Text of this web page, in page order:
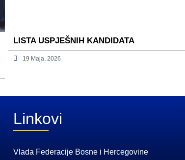
LISTA USPJEŠNIH KANDIDATA
19 Maja, 2026
Linkovi
Vlada Federacije Bosne i Hercegovine